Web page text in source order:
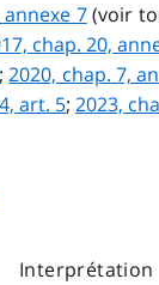
7(voir
chap. 20,
;2020, chap. 7,
art. 5; 2023,
Interprétation